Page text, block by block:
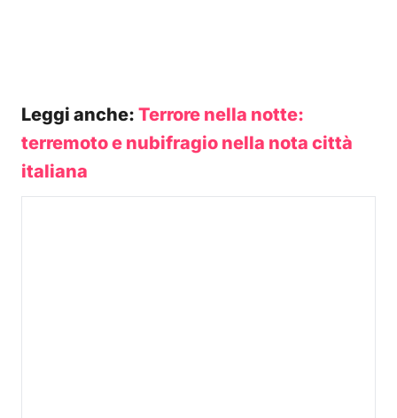
Leggi anche: Terrore nella notte:
terremoto e nubifragio nella nota città
italiana